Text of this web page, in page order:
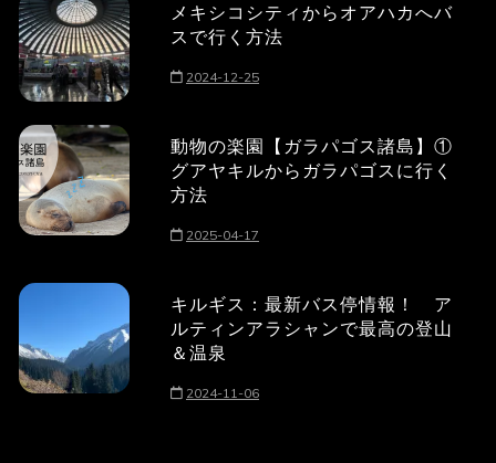
メキシコシティからオアハカへバ
スで行く方法
2024-12-25
動物の楽園【ガラパゴス諸島】①
グアヤキルからガラパゴスに行く
方法
2025-04-17
キルギス：最新バス停情報！ ア
ルティンアラシャンで最高の登山
＆温泉
2024-11-06